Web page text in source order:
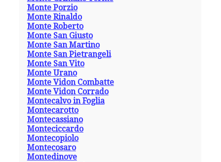
Monte Porzio
Monte Rinaldo
Monte Roberto
Monte San Giusto
Monte San Martino
Monte San Pietrangeli
Monte San Vito
Monte Urano
Monte Vidon Combatte
Monte Vidon Corrado
Montecalvo in Foglia
Montecarotto
Montecassiano
Monteciccardo
Montecopiolo
Montecosaro
Montedinove